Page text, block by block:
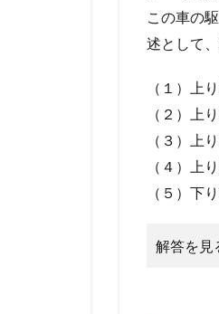
この車の
述として
（１）上
（２）上
（３）上
（４）上
（５）下
解答を見